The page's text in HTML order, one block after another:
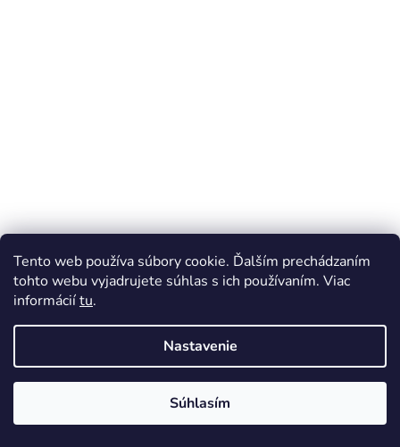
Tento web používa súbory cookie. Ďalším prechádzaním
tohto webu vyjadrujete súhlas s ich používaním. Viac
informáciítu.
Nastavenie
Súhlasím